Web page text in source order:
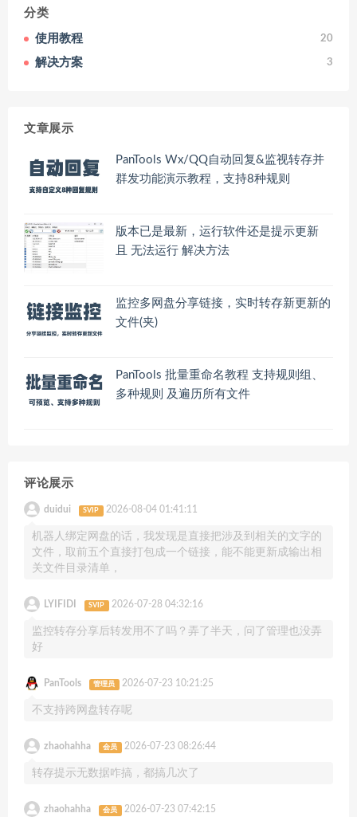
分类
使用教程 20
解决方案 3
文章展示
PanTools Wx/QQ自动回复&监视转存并
群发功能演示教程，支持8种规则
版本已是最新，运行软件还是提示更新
且 无法运行 解决方法
监控多网盘分享链接，实时转存新更新的
文件(夹)
PanTools 批量重命名教程 支持规则组、
多种规则 及遍历所有文件
评论展示
duidui SVIP 2026-08-04 01:41:11
机器人绑定网盘的话，我发现是直接把涉及到相关的文字的
文件，取前五个直接打包成一个链接，能不能更新成输出相
关文件目录清单，
LYIFIDI SVIP 2026-07-28 04:32:16
监控转存分享后转发用不了吗？弄了半天，问了管理也没弄
好
PanTools 管理员 2026-07-23 10:21:25
不支持跨网盘转存呢
zhaohahha 会员 2026-07-23 08:26:44
转存提示无数据咋搞，都搞几次了
zhaohahha 会员 2026-07-23 07:42:15